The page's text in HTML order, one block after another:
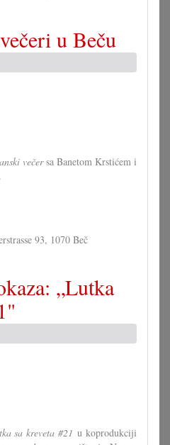
u Beču
večersa Banetom Krstićem i
93, 1070 Beč
„Lutka
sa kreveta #21 u koprodukciji